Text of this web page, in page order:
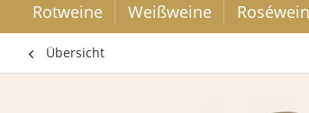
Rotweine Weißweine
Übersicht